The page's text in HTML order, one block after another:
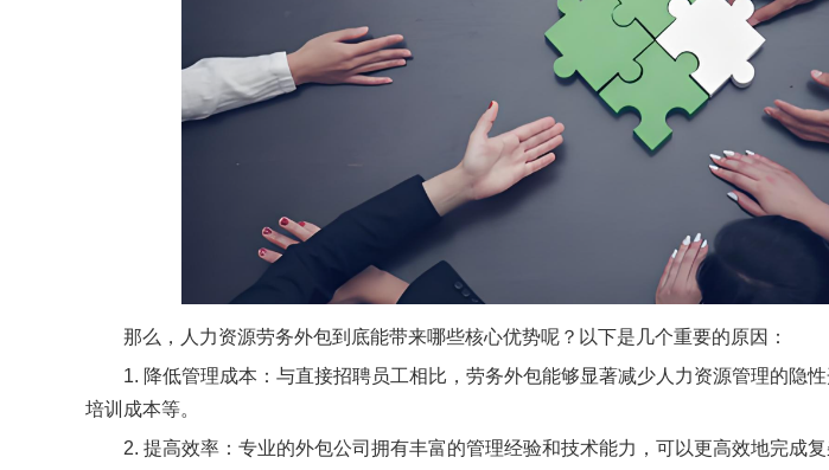
那么，人力资源劳务外包到底能带来哪些核心优势呢？以下是几个重要的原因：
1. 降低管理成本：与直接招聘员工相比，劳务外包能够显著减少人力资源管理的隐性
培训成本等。
2. 提高效率：专业的外包公司拥有丰富的管理经验和技术能力，可以更高效地完成